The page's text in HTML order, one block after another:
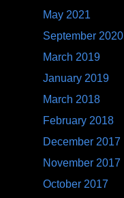
May 2021
September 2020
March 2019
January 2019
March 2018
February 2018
December 2017
November 2017
October 2017